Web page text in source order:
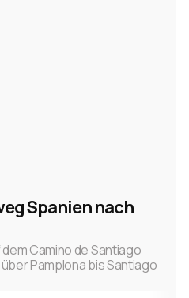
Spanien nach
Camino de Santiago
Pamplona bis Santiago